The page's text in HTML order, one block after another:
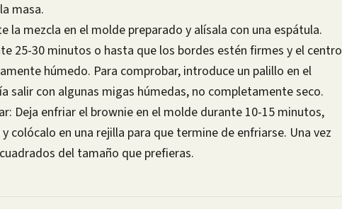
masa.
la mezcla en el molde preparado y alísala con una espátula.
25-30 minutos o hasta que los bordes estén firmes y el centro
húmedo. Para comprobar, introduce un palillo en el
salir con algunas migas húmedas, no completamente seco.
Deja enfriar el brownie en el molde durante 10-15 minutos,
colócalo en una rejilla para que termine de enfriarse. Una vez
del tamaño que prefieras.